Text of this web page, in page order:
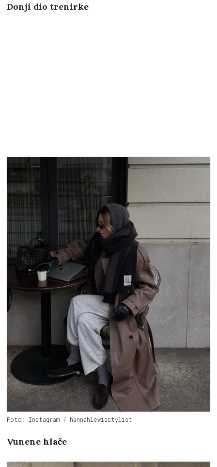
Donji dio trenirke
Foto: Instagram / hannahlewisstylist
Vunene hlače